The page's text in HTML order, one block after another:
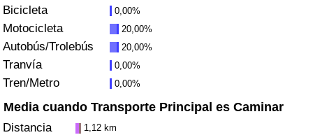
Bicicleta 0,00%
Motocicleta 20,00%
Autobús/Trolebús 20,00%
Tranvía 0,00%
Tren/Metro 0,00%
Media cuando Transporte Principal es Caminar
Distancia 1,12 km
Tráfico
Índice de Tráfico
Índice de Tráfico (Actual)
Índice de Tráfico por País